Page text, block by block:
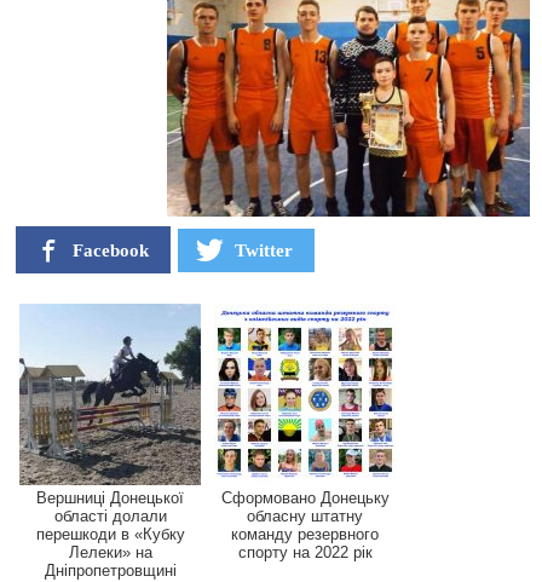
Facebook Twitter
Вершниці Донецької
області долали
перешкоди в «Кубку
Лелеки» на
Дніпропетровщині
Сформовано Донецьку
обласну штатну
команду резервного
спорту на 2022 рік